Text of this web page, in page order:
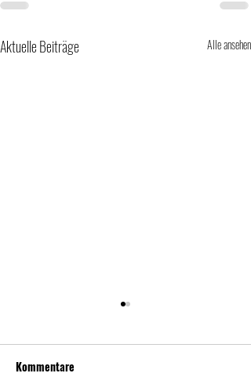
Aktuelle Beiträge Alle ansehen
Kommentare